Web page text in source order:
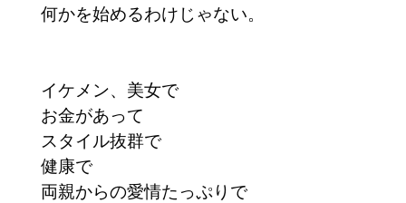
何かを始めるわけじゃない。
イケメン、美女で
お金があって
スタイル抜群で
健康で
両親からの愛情たっぷりで